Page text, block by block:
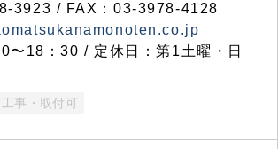
3923 / FAX：03-3978-4128
〜18：30 / 定休日：第1土曜・日
工事・取付可